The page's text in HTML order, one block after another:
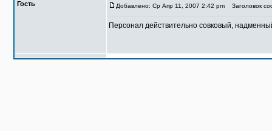
Гость Добавлено: Ср Апр 11, 2007 2:42 pm Заголовок
Персонал действительно совковый,